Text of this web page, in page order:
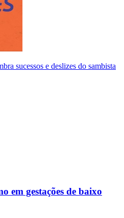
sucessos e deslizes do sambista
em gestações de baixo